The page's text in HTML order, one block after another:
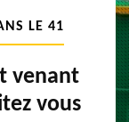
LE 41
venant
vous